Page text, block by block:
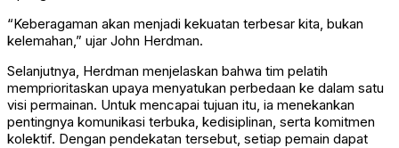
“Keberagaman akan menjadi kekuatan terbesar kita, bukan
kelemahan,” ujar John Herdman.
Selanjutnya, Herdman menjelaskan bahwa tim pelatih
memprioritaskan upaya menyatukan perbedaan ke dalam satu
visi permainan. Untuk mencapai tujuan itu, ia menekankan
pentingnya komunikasi terbuka, kedisiplinan, serta komitmen
kolektif. Dengan pendekatan tersebut, setiap pemain dapat